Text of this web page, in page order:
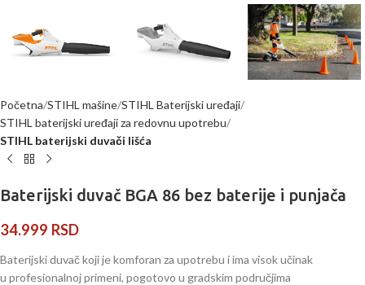
Početna STIHL mašine STIHL Baterijski uređaji
STIHL baterijski uređaji za redovnu upotrebu
STIHL baterijski duvači lišća
Baterijski duvač BGA 86 bez baterije i punjača
34.999 RSD
Baterijski duvač koji je komforan za upotrebu i ima visok učinak
u profesionalnoj primeni, pogotovo u gradskim područjima